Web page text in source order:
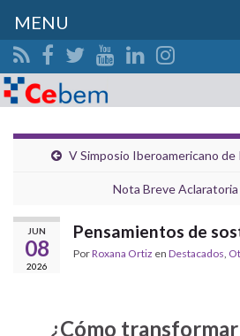
Search for:
V Simposio Iberoamericano
Nota Breve
JUN
08
2026
Pensamientos de
PorRoxana Ortiz en Destacados,
¿Cómo
MENU